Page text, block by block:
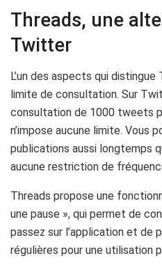
Threads, une
Twitter
L’un des aspects qui
limite de consultation. Sur
consultation de 1000 tweets
n’impose aucune limite. Vous
publications aussi longtemps
aucune restriction de
Threads propose une
une pause », qui permet de
passez sur l’application et de
régulières pour une utilisation